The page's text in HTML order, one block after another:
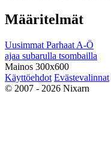
Määritelmät
Uusimmat Parhaat A-Ö
ajaa subarulla tsombailla
Mainos 300x600
Käyttöehdot Evästevalinnat
© 2007 - 2026 Nixarn